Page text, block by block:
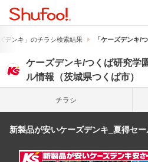
デンキ」のチラシ検索結果 「ケーズデンキ/
ケーズデンキ/つくば研究学
ル情報（茨城県つくば市）
チラシ
新製品が安いケーズデンキ_夏得セー